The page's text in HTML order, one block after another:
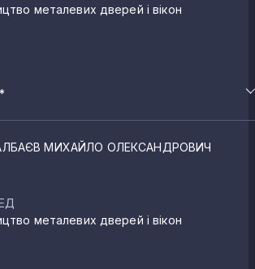
металевих дверей і вікон
МИХАЙЛО ОЛЕКСАНДРОВИЧ
металевих дверей і вікон